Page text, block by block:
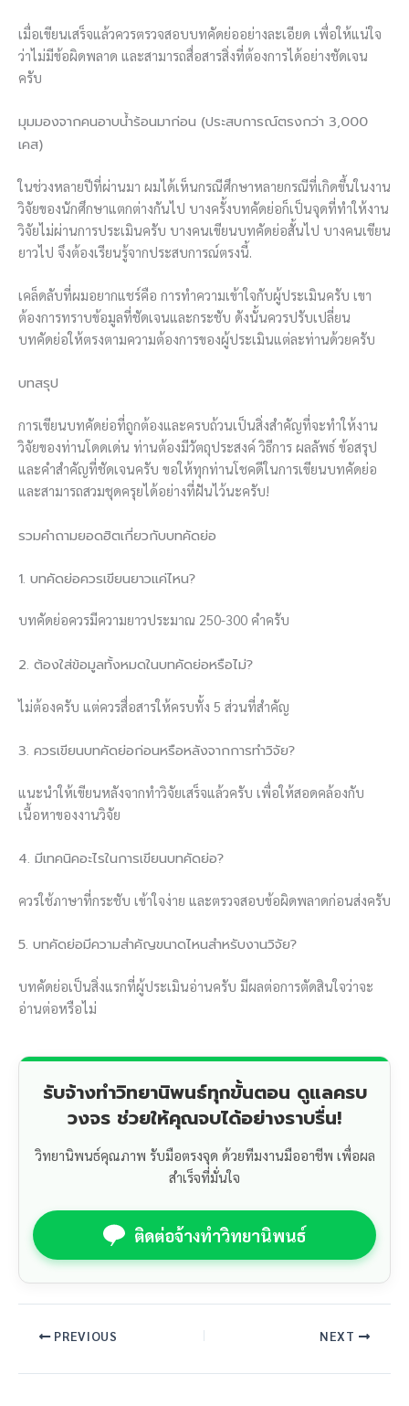
เมื่อเขียนเสร็จแล้วควรตรวจสอบบทคัดย่ออย่างละเอียด เพื่อให้แน่ใจ
ว่าไม่มีข้อผิดพลาด และสามารถสื่อสารสิ่งที่ต้องการได้อย่างชัดเจน
ครับ
มุมมองจากคนอาบน้ำร้อนมาก่อน (ประสบการณ์ตรงกว่า 3,000
เคส)
ในช่วงหลายปีที่ผ่านมา ผมได้เห็นกรณีศึกษาหลายกรณีที่เกิดขึ้นในงาน
วิจัยของนักศึกษาแตกต่างกันไป บางครั้งบทคัดย่อก็เป็นจุดที่ทำให้งาน
วิจัยไม่ผ่านการประเมินครับ บางคนเขียนบทคัดย่อสั้นไป บางคนเขียน
ยาวไป จึงต้องเรียนรู้จากประสบการณ์ตรงนี้.
เคล็ดลับที่ผมอยากแชร์คือ การทำความเข้าใจกับผู้ประเมินครับ เขา
ต้องการทราบข้อมูลที่ชัดเจนและกระชับ ดังนั้นควรปรับเปลี่ยน
บทคัดย่อให้ตรงตามความต้องการของผู้ประเมินแต่ละท่านด้วยครับ
บทสรุป
การเขียนบทคัดย่อที่ถูกต้องและครบถ้วนเป็นสิ่งสำคัญที่จะทำให้งาน
วิจัยของท่านโดดเด่น ท่านต้องมีวัตถุประสงค์ วิธีการ ผลลัพธ์ ข้อสรุป
และคำสำคัญที่ชัดเจนครับ ขอให้ทุกท่านโชคดีในการเขียนบทคัดย่อ
และสามารถสวมชุดครุยได้อย่างที่ฝันไว้นะครับ!
รวมคำถามยอดฮิตเกี่ยวกับบทคัดย่อ
1. บทคัดย่อควรเขียนยาวแค่ไหน?
บทคัดย่อควรมีความยาวประมาณ 250-300 คำครับ
2. ต้องใส่ข้อมูลทั้งหมดในบทคัดย่อหรือไม่?
ไม่ต้องครับ แต่ควรสื่อสารให้ครบทั้ง 5 ส่วนที่สำคัญ
3. ควรเขียนบทคัดย่อก่อนหรือหลังจากการทำวิจัย?
แนะนำให้เขียนหลังจากทำวิจัยเสร็จแล้วครับ เพื่อให้สอดคล้องกับ
เนื้อหาของงานวิจัย
4. มีเทคนิคอะไรในการเขียนบทคัดย่อ?
ควรใช้ภาษาที่กระชับ เข้าใจง่าย และตรวจสอบข้อผิดพลาดก่อนส่งครับ
5. บทคัดย่อมีความสำคัญขนาดไหนสำหรับงานวิจัย?
บทคัดย่อเป็นสิ่งแรกที่ผู้ประเมินอ่านครับ มีผลต่อการตัดสินใจว่าจะ
อ่านต่อหรือไม่
รับจ้างทำวิทยานิพนธ์ทุกขั้นตอน ดูแลครบ
วงจร ช่วยให้คุณจบได้อย่างราบรื่น!
วิทยานิพนธ์คุณภาพ รับมือตรงจุด ด้วยทีมงานมืออาชีพ เพื่อผล
สำเร็จที่มั่นใจ
ติดต่อจ้างทำวิทยานิพนธ์
PREVIOUS NEXT